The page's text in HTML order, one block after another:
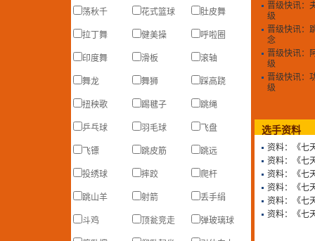
荡秋千 花式篮球 肚皮舞
拉丁舞 健美操 呼啦圈
印度舞 滑板 滚轴
舞龙 舞狮 踩高跷
扭秧歌 踢毽子 跳绳
乒乓球 羽毛球 飞盘
飞镖 跳皮筋 跳远
投绣球 摔跤 爬杆
跳山羊 射箭 丢手绢
斗鸡 顶瓮竞走 弹玻璃球
晋级快讯：
级
晋级快讯：
念
晋级快讯：
级
晋级快讯：
级
选手资料
资料：《七
资料：《七
资料：《七
资料：《七
资料：《七
资料：《七